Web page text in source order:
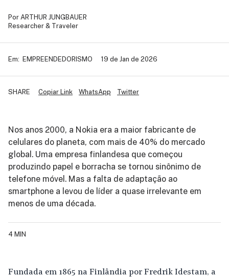
Por ARTHUR JUNGBAUER
Researcher & Traveler
Em: EMPREENDEDORISMO 19 de Jan de 2026
Copiar Link WhatsApp Twitter
SHARE
Nos anos 2000, a Nokia era a maior fabricante de
celulares do planeta, com mais de 40% do mercado
global. Uma empresa finlandesa que começou
produzindo papel e borracha se tornou sinônimo de
telefone móvel. Mas a falta de adaptação ao
smartphone a levou de líder a quase irrelevante em
menos de uma década.
4 MIN
Fundada em 1865 na Finlândia por Fredrik Idestam, a